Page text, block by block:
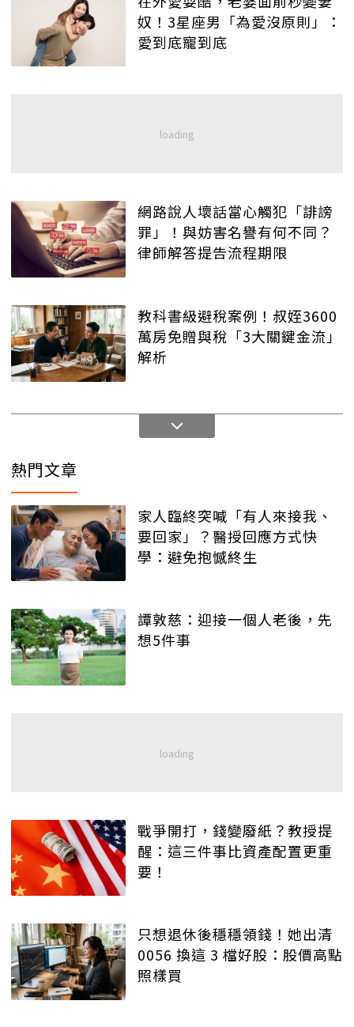
奴！3星座男「為愛沒原則」：
愛到底寵到底
網路說人壞話當心觸犯「誹謗
罪」！與妨害名譽有何不同？
律師解答提告流程期限
教科書級避稅案例！叔姪3600
萬房免贈與稅「3大關鍵金流」
解析
熱門文章
家人臨終突喊「有人來接我、
要回家」？醫授回應方式快
學：避免抱憾終生
譚敦慈：迎接一個人老後，先
想5件事
戰爭開打，錢變廢紙？教授提
醒：這三件事比資產配置更重
要！
只想退休後穩穩領錢！她出清
0056 換這 3 檔好股：股價高點
照樣買